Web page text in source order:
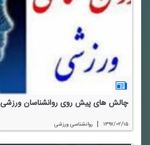
چالش های پیش روی روانشناسان ورزشی
۱۳۹۷/۰۲/۱۵ | روانشناسی ورزشی